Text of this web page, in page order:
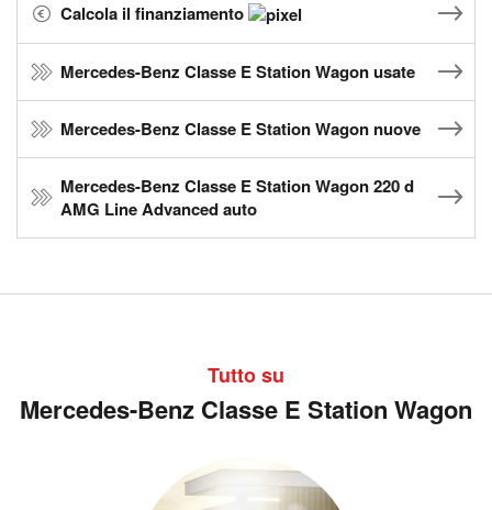
Calcola il finanziamento
Mercedes-Benz Classe E Station Wagon usate
Mercedes-Benz Classe E Station Wagon nuove
Mercedes-Benz Classe E Station Wagon 220 d
AMG Line Advanced auto
Tutto su
Mercedes-Benz Classe E Station Wagon